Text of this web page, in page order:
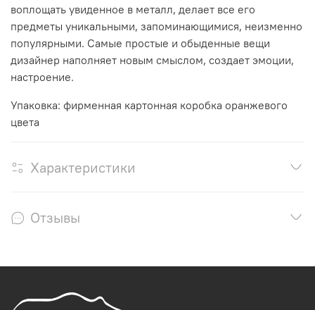
воплощать увиденное в металл, делает все его
предметы уникальными, запоминающимися, неизменно
популярными. Самые простые и обыденные вещи
дизайнер наполняет новым смыслом, создает эмоции,
настроение.
Упаковка: фирменная картонная коробка оранжевого
цвета
Характеристики
Отзывы